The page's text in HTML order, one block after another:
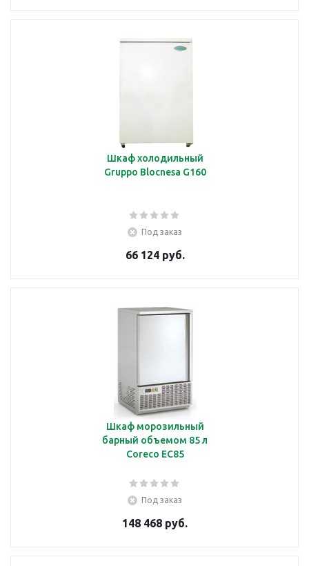
Шкаф холодильный
Gruppo Blocnesa G160
Под заказ
66 124 руб.
Шкаф морозильный
барный объемом 85 л
Coreco EC85
Под заказ
148 468 руб.